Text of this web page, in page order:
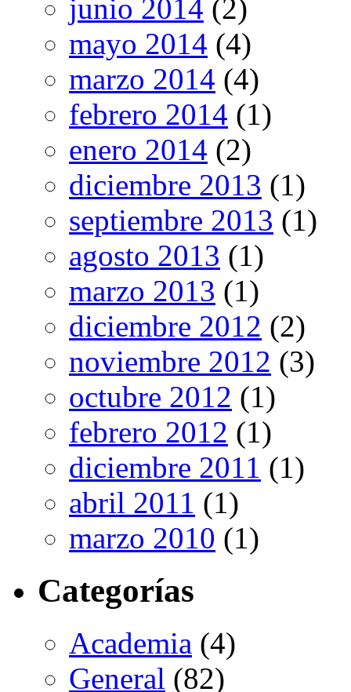
junio 2014 (2)
mayo 2014 (4)
marzo 2014 (4)
febrero 2014 (1)
enero 2014 (2)
diciembre 2013 (1)
septiembre 2013 (1)
agosto 2013 (1)
marzo 2013 (1)
diciembre 2012 (2)
noviembre 2012 (3)
octubre 2012 (1)
febrero 2012 (1)
diciembre 2011 (1)
abril 2011 (1)
marzo 2010 (1)
Categorías
Academia (4)
General (82)